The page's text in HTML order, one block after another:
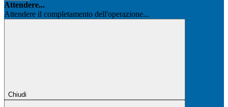
Attendere...
Attendere il completamento dell'operazione...
Chiudi